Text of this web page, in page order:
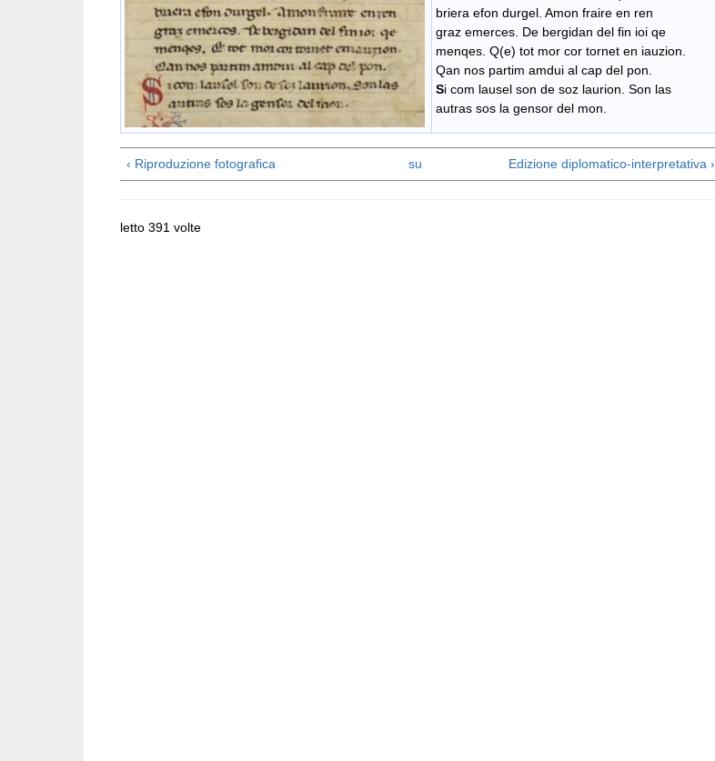
briera efon durgel. Amon fraire en ren
graz emerces. De bergidan del fin ioi qe
menqes. Q(e) tot mor cor tornet en iauzion.
Qan nos partim amdui al cap del pon.
Si com lausel son de soz laurion. Son las
autras sos la gensor del mon.
‹ Riproduzione fotografica su Edizione diplomatico-interpretativa ›
letto 391 volte